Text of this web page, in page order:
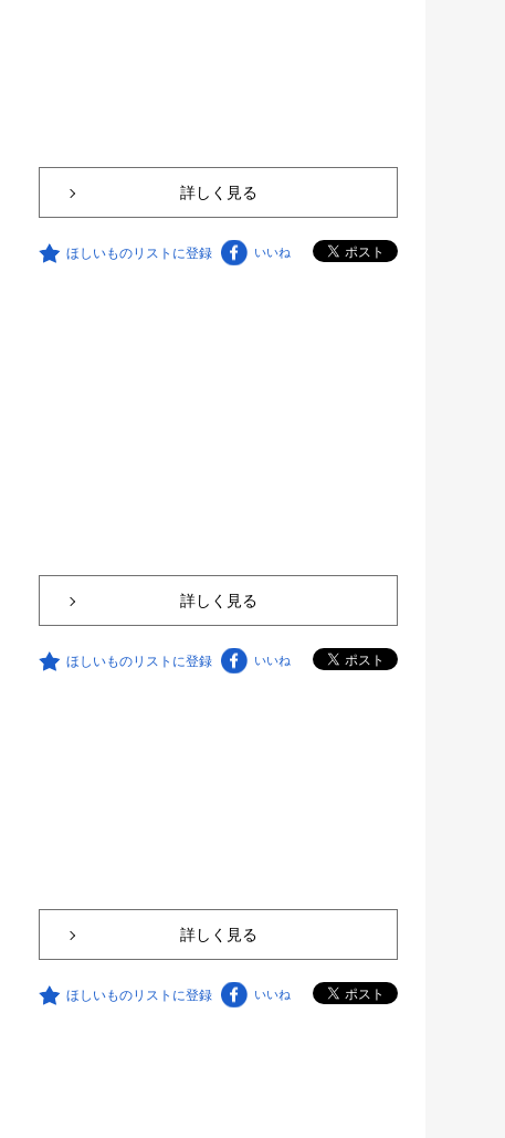
詳しく見る
ほしいものリストに登録 いいね
詳しく見る
ほしいものリストに登録 いいね
詳しく見る
ほしいものリストに登録 いいね